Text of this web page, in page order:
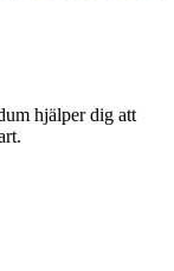
hjälper dig att